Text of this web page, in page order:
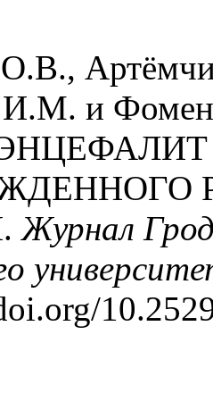
И.М. и
Журнал